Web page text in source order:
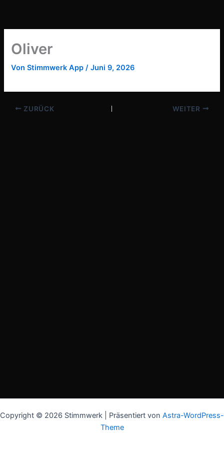
springen
Oliver
VonStimmwerk App/Juni 9, 2026
ZURÜCK WEITER
Copyright © 2026 Stimmwerk | Präsentiert von Astra-WordPress-
Theme